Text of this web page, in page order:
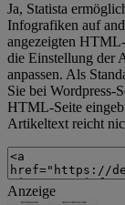
Ja, Statista
Infografiken auf
angezeigten
die Einstellung der
anpassen. Als
Sie bei Wordpress-
HTML-Seite
Artikeltext reicht
Anzeige